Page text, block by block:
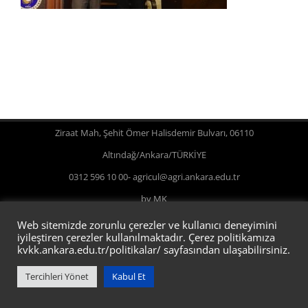
Ziraat Mah, Şehit Ömer Halisdemir Bulvarı, 06110
Altındağ/Ankara/TÜRKİYE
0312 596 10 00- agricul@agri.ankara.edu.tr
by MK
Web sitemizde zorunlu çerezler ve kullanıcı deneyimini
iyileştiren çerezler kullanılmaktadır. Çerez politikamıza
kvkk.ankara.edu.tr/politikalar/ sayfasından ulaşabilirsiniz.
Tercihleri Yönet Kabul Et